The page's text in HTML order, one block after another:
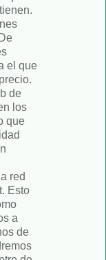
el que
de
los
que
red
Esto
a
de